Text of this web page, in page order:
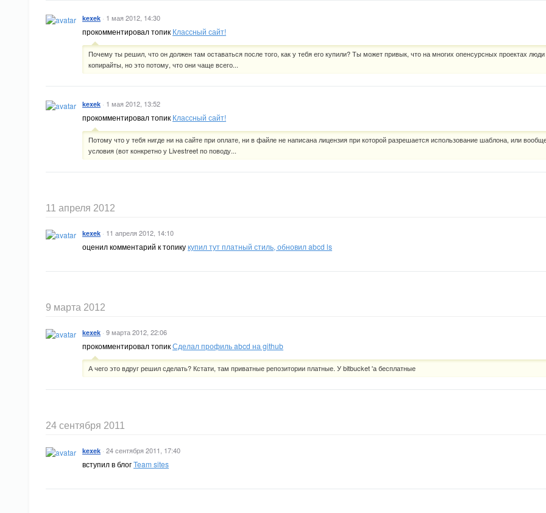
kexek · 1 мая 2012, 14:30
прокомментировал топик Классный сайт!
Почему ты решил, что он должен там оставаться после того, как у тебя его купили? Ты может привык, что на многих опенсурсных проектах
копирайты, но это потому, что они чаще всего...
kexek · 1 мая 2012, 13:52
прокомментировал топик Классный сайт!
Потому что у тебя нигде ни на сайте при оплате, ни в файле не написана лицензия при которой разрешается использование шаблона, или
условия (вот конкретно у Livestreet по поводу...
11 апреля 2012
kexek · 11 апреля 2012, 14:10
оценил комментарий к топикукупил тут платный стиль, обновил abcd ls
9 марта 2012
kexek · 9 марта 2012, 22:06
прокомментировал топикСделал профиль abcd на github
А чего это вдруг решил сделать? Кстати, там приватные репозитории платные. У bitbucket 'а бесплатные
24 сентября 2011
kexek · 24 сентября 2011, 17:40
вступил в блогTeam sites